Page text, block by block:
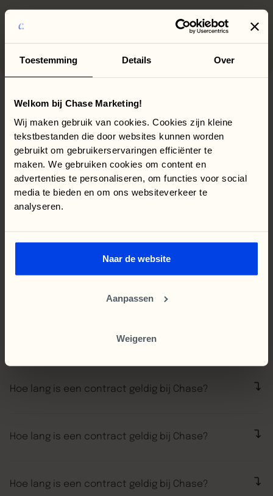
Toestemming Details Over
Welkom bij Chase Marketing!
Wij maken gebruik van cookies. Cookies zijn kleine
tekstbestanden die door websites kunnen worden
gebruikt om gebruikerservaringen efficiënter te
maken. We gebruiken cookies om content en
advertenties te personaliseren, om functies voor social
media te bieden en om ons websiteverkeer te
analyseren.
Naar de website
Aanpassen
Weigeren
Volledige transparantie. zoals
het hoort.
Hoe lang is een contract geldig bij Chase?
een paar maanden later, niets anders dan lof over de
Waar zijn jullie gevestigd?
“Volgens Chase Marketing was er veel te winnen. Nu,
een paar maanden later, niets anders dan lof over de
manier waarop ze de veranderingen hebben
Hoe lang is een contract geldig bij Chase?
een paar maanden later, niets anders dan lof over de
manier waarop ze de veranderingen hebben
Hoe lang is een contract geldig bij Chase?
een paar maanden later, niets anders dan lof over de
manier waarop ze de veranderingen hebben
Hoe lang is een contract geldig bij Chase?